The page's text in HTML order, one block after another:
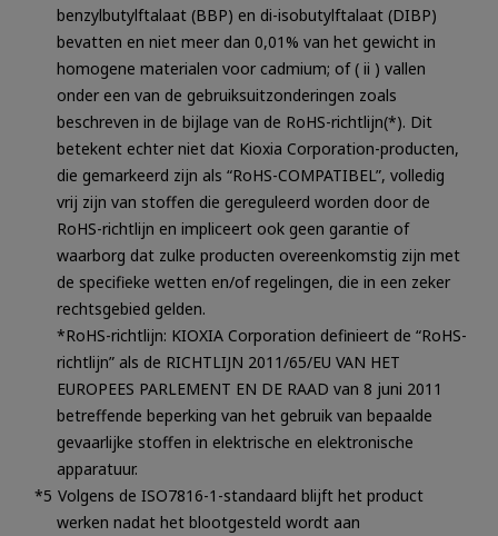
benzylbutylftalaat (BBP) en di-isobutylftalaat (DIBP)
bevatten en niet meer dan 0,01% van het gewicht in
homogene materialen voor cadmium; of ( ii ) vallen
onder een van de gebruiksuitzonderingen zoals
beschreven in de bijlage van de RoHS-richtlijn(*). Dit
betekent echter niet dat Kioxia Corporation-producten,
die gemarkeerd zijn als “RoHS-COMPATIBEL”, volledig
vrij zijn van stoffen die gereguleerd worden door de
RoHS-richtlijn en impliceert ook geen garantie of
waarborg dat zulke producten overeenkomstig zijn met
de specifieke wetten en/of regelingen, die in een zeker
rechtsgebied gelden.
*RoHS-richtlijn: KIOXIA Corporation definieert de “RoHS-
richtlijn” als de RICHTLIJN 2011/65/EU VAN HET
EUROPEES PARLEMENT EN DE RAAD van 8 juni 2011
betreffende beperking van het gebruik van bepaalde
gevaarlijke stoffen in elektrische en elektronische
apparatuur.
Volgens de ISO7816-1-standaard blijft het product
werken nadat het blootgesteld wordt aan